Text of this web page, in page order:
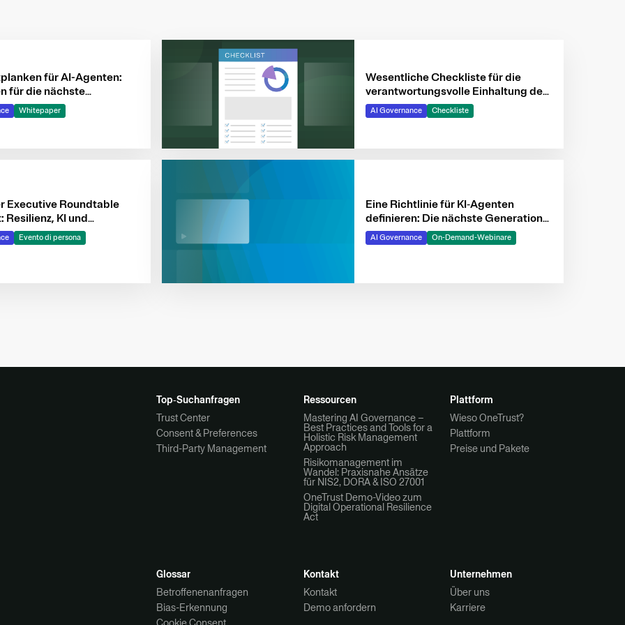
für AI-Agenten:
für die nächste
intelligenter Systeme
Whitepaper
Wesentliche Checkliste für die
verantwortungsvolle Einhaltung des
EU‑KI‑Gesetzes
AI Governance Checkliste
Executive Roundtable
Resilienz, KI und
strategisch
Evento di persona
Eine Richtlinie für KI‑Agenten
definieren: Die nächste Generation
intelligenter Systeme
verantwortungsvoll gestalten und
AI Governance On-Demand-Webinare
Top‑Suchanfragen
Trust Center
Consent & Preferences
Third-Party Management
Ressourcen
Mastering AI Governance –
Best Practices and Tools for a
Holistic Risk Management
Approach
Risikomanagement im
Wandel: Praxisnahe Ansätze
für NIS2, DORA & ISO 27001
OneTrust Demo-Video zum
Digital Operational Resilience
Act
Plattform
Wieso OneTrust?
Plattform
Preise und Pakete
Glossar
Betroffenenanfragen
Bias-Erkennung
Kontakt
Kontakt
Demo anfordern
Unternehmen
Über uns
Karriere